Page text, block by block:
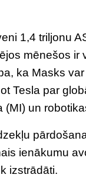
1,4 triljonu
mēnešos ir
ka Masks
Tesla par
(MI) un
ienākumu
izstrādāti.